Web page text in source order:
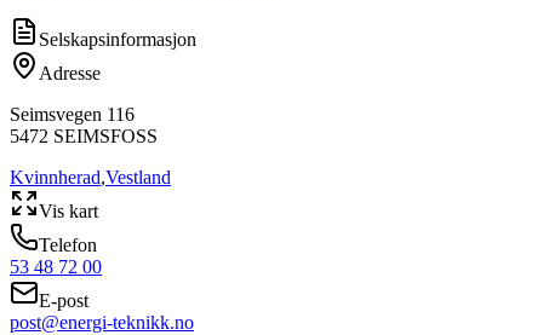
Selskapsinformasjon
Adresse
Seimsvegen 116
5472 SEIMSFOSS
Kvinnherad,Vestland
Vis kart
Telefon
53 48 72 00
E-post
post@energi-teknikk.no